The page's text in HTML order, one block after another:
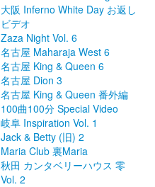
大阪 Inferno White Day お返し
ビデオ
Zaza Night Vol. 6
名古屋 Maharaja West 6
名古屋 King & Queen 6
名古屋 Dion 3
名古屋 King & Queen 番外編
100曲100分 Special Video
岐阜 Inspiration Vol. 1
Jack & Betty (旧) 2
Maria Club 裏Maria
秋田 カンタベリーハウス 零
Vol. 2